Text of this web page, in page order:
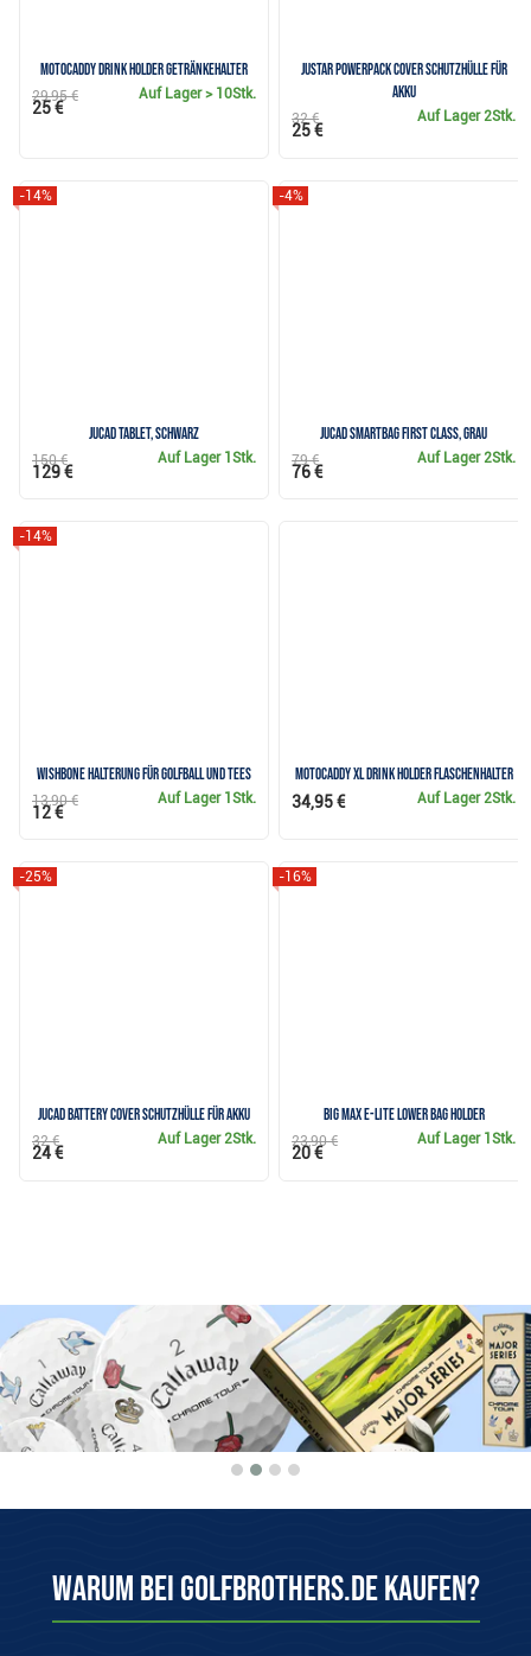
Motocaddy Drink Holder Getränkehalter
Auf Lager> 10Stk.
29,95 €
25 €
JuStar Powerpack Cover Schutzhülle für
Akku
Auf Lager2Stk.
32 €
25 €
JuCad Tablet, schwarz
-14%
Auf Lager 1Stk.
150 €
129 €
JuCad Smartbag First Class, grau
-4%
Auf Lager 2Stk.
79 €
76 €
Wishbone Halterung für Golfball und Tees
-14%
Auf Lager 1Stk.
13,90 €
12 €
Motocaddy XL Drink Holder Flaschenhalter
Auf Lager2Stk.
34,95 €
JuCad Battery Cover Schutzhülle für Akku
-25%
Auf Lager2Stk.
32 €
24 €
Big Max e-Lite Lower Bag Holder
-16%
Auf Lager 1Stk.
23,90 €
20 €
Warum bei Golfbrothers.de kaufen?